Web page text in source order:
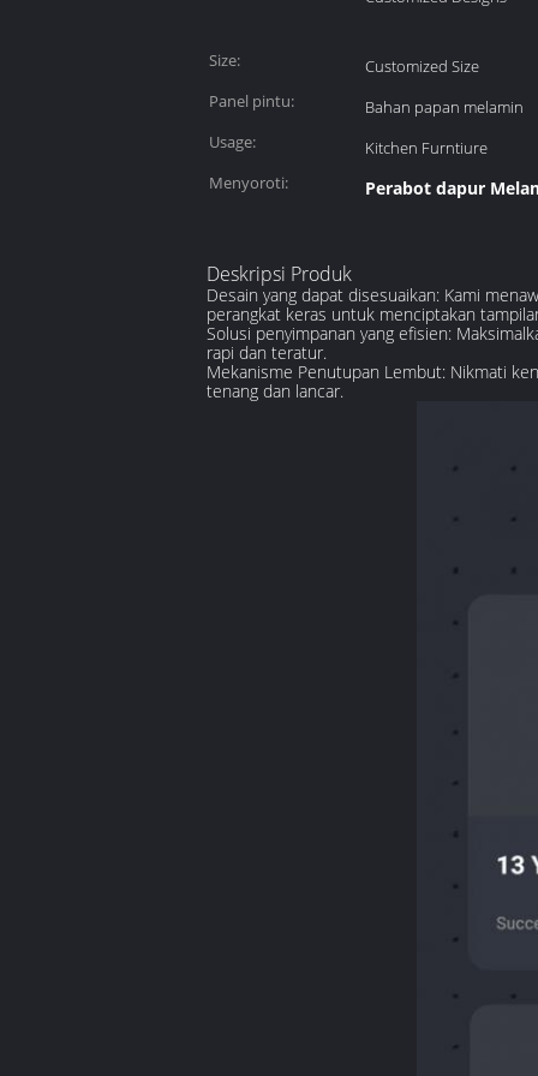
Size:
Customized Size
Panel pintu:
Bahan papan melamin
Usage:
Kitchen Furntiure
Menyoroti:
Perabot dapur
Deskripsi Produk
Desain yang dapat disesuaikan: Kami
perangkat keras untuk menciptakan
Solusi penyimpanan yang efisien:
rapi dan teratur.
Mekanisme Penutupan Lembut: Nikmati
tenang dan lancar.